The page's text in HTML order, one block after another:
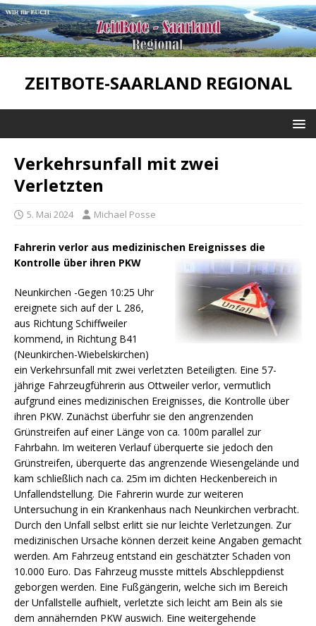
ZEITBOTE-SAARLAND REGIONAL
Verkehrsunfall mit zwei
Verletzten
5. Mai 2024 Michael Posse
Fahrerin verlor aus medizinischen Ereignisses die
Kontrolle über ihren PKW
Neunkirchen -Gegen 10:25 Uhr
ereignete sich auf der L 286,
aus Richtung Schiffweiler
kommend, in Richtung B41
(Neunkirchen-Wiebelskirchen)
ein Verkehrsunfall mit zwei verletzten Beteiligten. Eine 57-
jährige Fahrzeugführerin aus Ottweiler verlor, vermutlich
aufgrund eines medizinischen Ereignisses, die Kontrolle über
ihren PKW. Zunächst überfuhr sie den angrenzenden
Grünstreifen auf einer Länge von ca. 100m parallel zur
Fahrbahn. Im weiteren Verlauf überquerte sie jedoch den
Grünstreifen, überquerte das angrenzende Wiesengelände und
kam schließlich nach ca. 25m im dichten Heckenbereich in
Unfallendstellung. Die Fahrerin wurde zur weiteren
Untersuchung in ein Krankenhaus nach Neunkirchen verbracht.
Durch den Unfall selbst erlitt sie nur leichte Verletzungen. Zur
medizinischen Ursache können derzeit keine Angaben gemacht
werden. Am Fahrzeug entstand ein geschätzter Schaden von
10.000 Euro. Das Fahrzeug musste mittels Abschleppdienst
geborgen werden. Eine Fußgängerin, welche sich im Bereich
der Unfallstelle aufhielt, verletzte sich leicht am Bein als sie
dem annähernden PKW auswich. Eine weitergehende